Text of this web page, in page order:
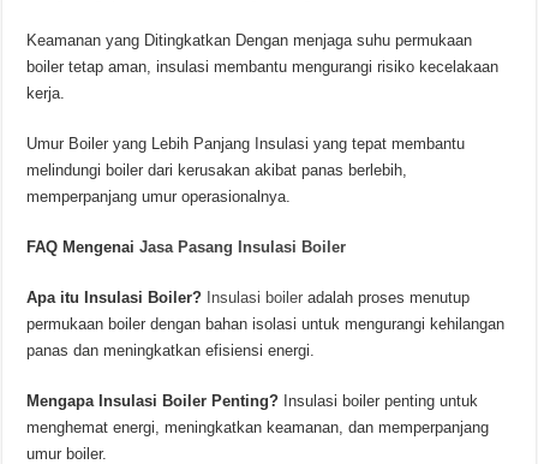
Keamanan yang Ditingkatkan Dengan menjaga suhu permukaan
boiler tetap aman, insulasi membantu mengurangi risiko kecelakaan
kerja.
Umur Boiler yang Lebih Panjang Insulasi yang tepat membantu
melindungi boiler dari kerusakan akibat panas berlebih,
memperpanjang umur operasionalnya.
FAQ MengenaiJasa Pasang Insulasi Boiler
Apa itu Insulasi Boiler? Insulasi boiler adalah proses menutup
permukaan boiler dengan bahan isolasi untuk mengurangi kehilangan
panas dan meningkatkan efisiensi energi.
Mengapa Insulasi Boiler Penting? Insulasi boiler penting untuk
menghemat energi, meningkatkan keamanan, dan memperpanjang
umur boiler.